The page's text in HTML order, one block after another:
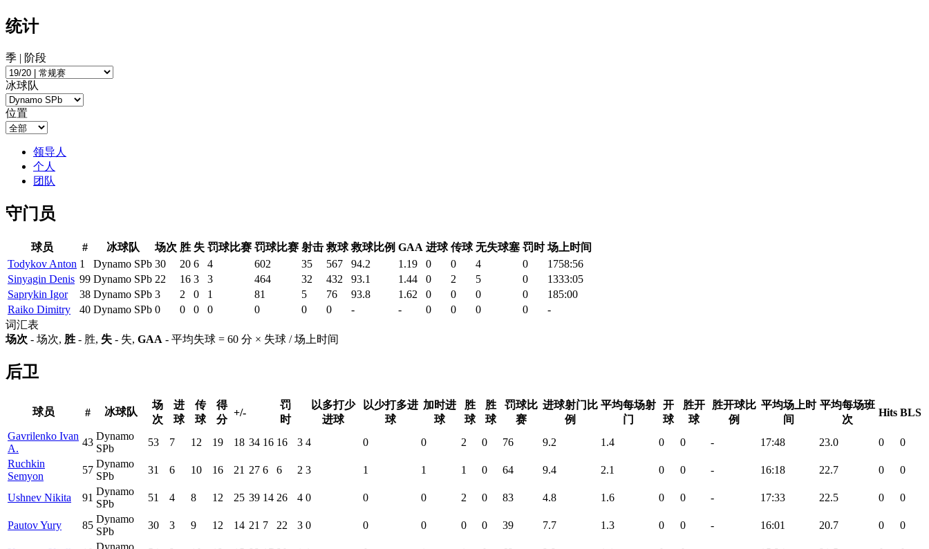
统计
季 | 阶段
冰球队
位置
领导人
个人
团队
守门员
球员 # 冰球队 场次 胜 失 罚球比赛 罚球比赛 射击 救球 救球比例 GAA 进球 传球 无失球塞 罚时 场上时间
Todykov Anton 1 Dynamo SPb 30 20 6 4 602 35 567 94.2 1.19 0 0 4 0
1758:56
Sinyagin Denis 99 Dynamo SPb 22 16 3 3 464 32 432 93.1 1.44 0 2 5 0
1333:05
Saprykin Igor
38 Dynamo SPb 3 2 0 1 81 5 76 93.8 1.62 0 0 0 0
185:00
Raiko Dimitry
40 Dynamo SPb 0 0 0 0 0 0 0 - - 0 0 0 0
-
词汇表
场次 - 场次, 胜 - 胜, 失 - 失, GAA - 平均失球 = 60 分 × 失球 / 场上时间
后卫
球员 # 冰球队
场
次
进
球
传
球
得
分
+/-
罚
时
以多打少
进球
以少打多进
球
加时进
球
胜
球
胜
球
罚球比
赛
进球射门比
例
平均每场射
门
开
球
胜开
球
胜开球比
例
平均场上时
间
平均每场班
次
Hits BLS
Gavrilenko Ivan
A.
43
Dynamo
SPb
53 7 12 19 18 34 16 16 3 4 0 0 2 0 76 9.2 1.4 0 0 - 17:48 23.0 0
0
Ruchkin
Semyon
57
Dynamo
SPb
31 6 10 16 21 27 6 6 2 3 1 1 1 0 64 9.4 2.1 0 0 - 16:18 22.7 0 0
Ushnev Nikita 91
Dynamo
SPb
51 4 8 12 25 39 14 26 4 0 0 0 2 0 83 4.8 1.6 0 0 - 17:33 22.5 0 0
Pautov Yury 85
Dynamo
SPb
30 3 9 12 14 21 7 22 3 0 0 0 0 0 39 7.7 1.3 0 0 - 16:01 20.7 0 0